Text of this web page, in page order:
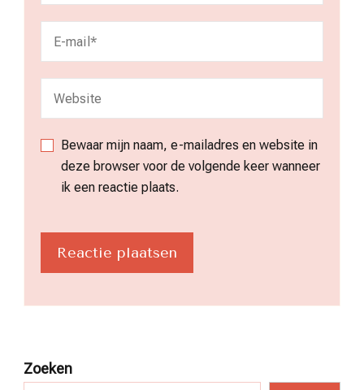
Bewaar mijn naam, e-mailadres en website in
deze browser voor de volgende keer wanneer
ik een reactie plaats.
Zoeken